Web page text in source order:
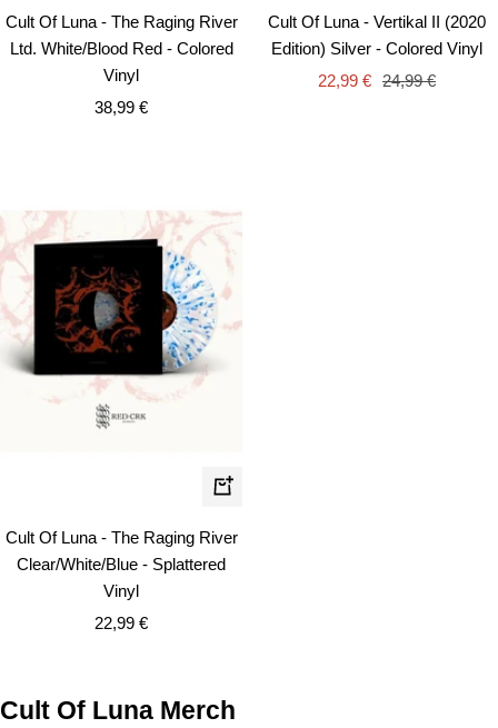
Warenkorb
Cult Of Luna - The Raging River
Ltd. White/Blood Red - Colored
Vinyl
Angebotspreis
38,99 €
Cult Of Luna - Vertikal II (2020
Edition) Silver - Colored Vinyl
Angebotspreis
22,99 € Regulärer
24,99 €
In
Warenkorb
Cult Of Luna - The Raging River
Clear/White/Blue - Splattered
Vinyl
Angebotspreis
22,99 €
Cult Of Luna Merch